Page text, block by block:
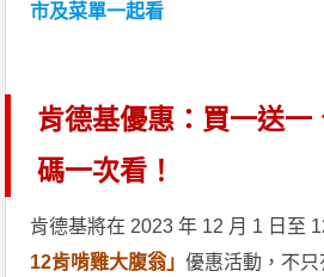
市及菜單一起看
肯德基優惠：買一送一
碼一次看！
肯德基將在 2023 年 12 月 1 日至
12肯啃雞大腹翁」優惠活動，不